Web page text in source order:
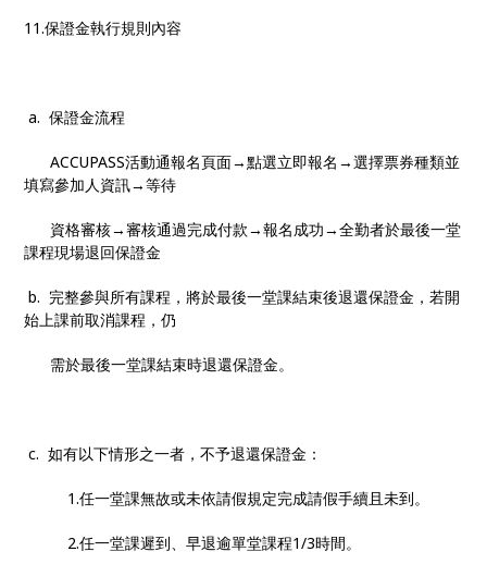
11.保證金執行規則內容
a. 保證金流程
ACCUPASS活動通報名頁面→點選立即報名→選擇票券種類並
填寫參加人資訊→等待
資格審核→審核通過完成付款→報名成功→全勤者於最後一堂
課程現場退回保證金
b. 完整參與所有課程，將於最後一堂課結束後退還保證金，若開
始上課前取消課程，仍
需於最後一堂課結束時退還保證金。
c. 如有以下情形之一者，不予退還保證金：
1.任一堂課無故或未依請假規定完成請假手續且未到。
2.任一堂課遲到、早退逾單堂課程1/3時間。